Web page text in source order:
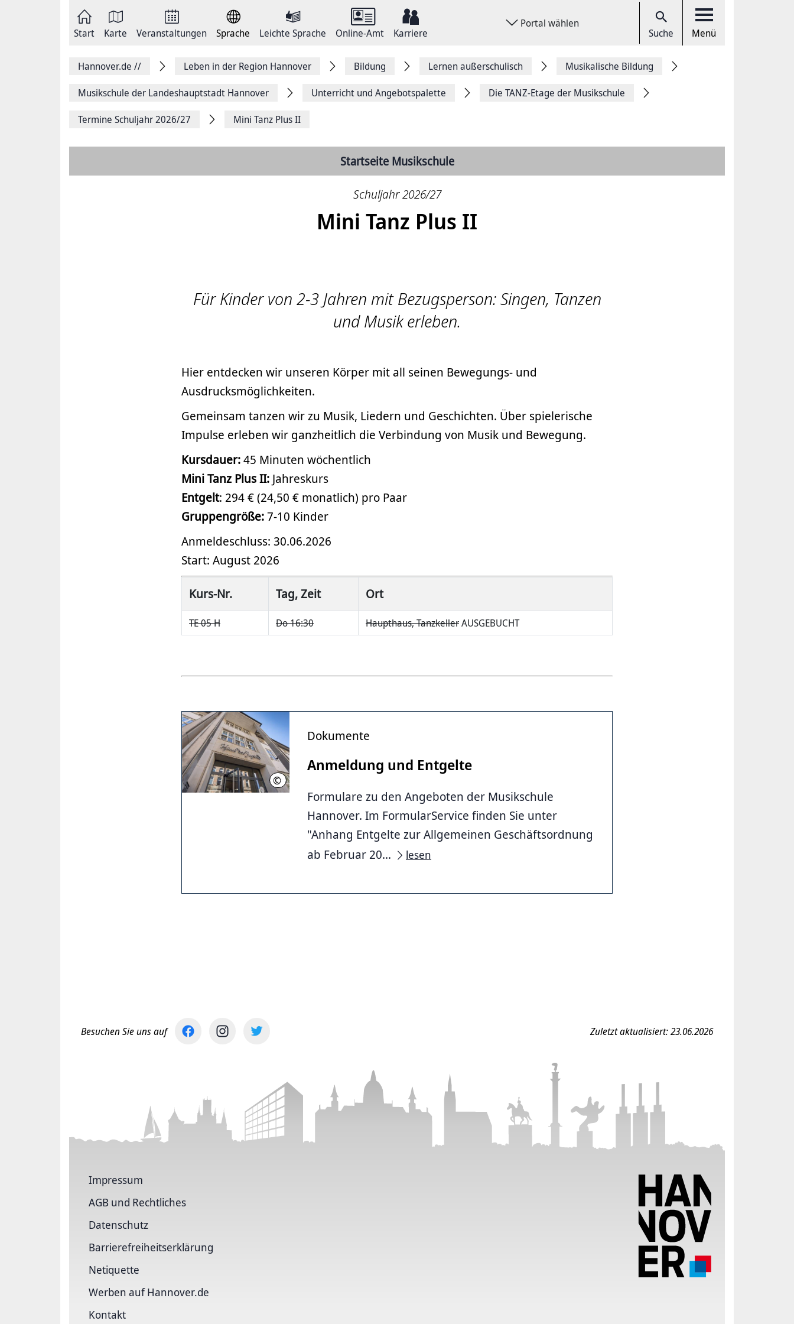
Start Karte Veranstaltungen Sprache Leichte Sprache Online-Amt Karriere
Portal wählen
Suche Menü
Hannover.de // Leben in der Region Hannover Bildung Lernen außerschulisch Musikalische Bildung
Musikschule der Landeshauptstadt Hannover Unterricht und Angebotspalette Die TANZ-Etage der Musikschule
Termine Schuljahr 2026/27 Mini Tanz Plus II
Startseite Musikschule
Schuljahr 2026/27
Mini Tanz Plus II
Für Kinder von 2-3 Jahren mit Bezugsperson: Singen, Tanzen
und Musik erleben.
Hier entdecken wir unseren Körper mit all seinen Bewegungs- und
Ausdrucksmöglichkeiten.
Gemeinsam tanzen wir zu Musik, Liedern und Geschichten. Über spielerische
Impulse erleben wir ganzheitlich die Verbindung von Musik und Bewegung.
Kursdauer:45 Minuten wöchentlich
Mini Tanz Plus II: Jahreskurs
Entgelt: 294 € (24,50 € monatlich) pro Paar
Gruppengröße:7-10 Kinder
Anmeldeschluss: 30.06.2026
Start: August 2026
Kurs-Nr. Tag, Zeit Ort
TE 05 H Do 16:30 Haupthaus, TanzkellerAUSGEBUCHT
© Helge Krückeberg
Dokumente
Anmeldung und Entgelte
Formulare zu den Angeboten der Musikschule
Hannover. Im FormularService finden Sie unter
"Anhang Entgelte zur Allgemeinen Geschäftsordnung
ab Februar 20...
lesen
Besuchen Sie uns auf Zuletzt aktualisiert: 23.06.2026
Impressum
AGB und Rechtliches
Datenschutz
Barriere­freiheits­erklärung
Netiquette
Werben auf Hannover.de
Kontakt